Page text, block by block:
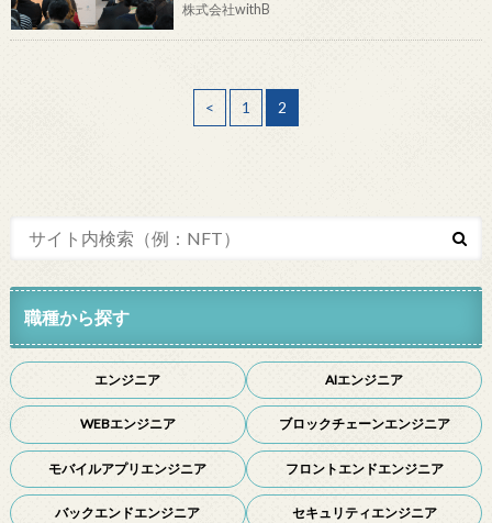
株式会社withB
< 1 2
職種から探す
エンジニア AIエンジニア
WEBエンジニア ブロックチェーンエンジニア
モバイルアプリエンジニア フロントエンドエンジニア
バックエンドエンジニア セキュリティエンジニア